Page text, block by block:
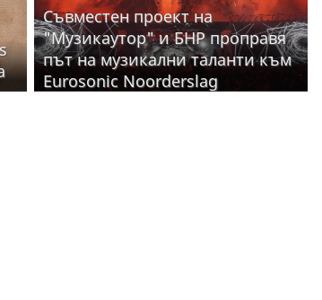
Съвместен проект на
"Музикаутор" и БНР проправя
път на музикални таланти към
Eurosonic Noorderslag